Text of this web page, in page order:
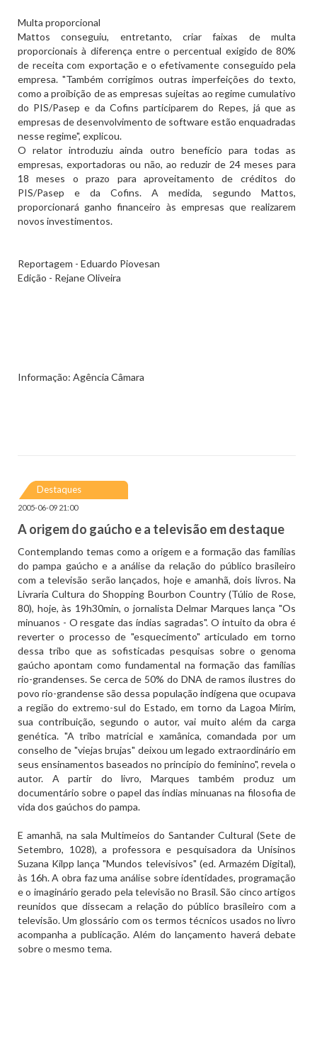
Multa proporcional
Mattos conseguiu, entretanto, criar faixas de multa
proporcionais à diferença entre o percentual exigido de 80%
de receita com exportação e o efetivamente conseguido pela
empresa. "Também corrigimos outras imperfeições do texto,
como a proibição de as empresas sujeitas ao regime cumulativo
do PIS/Pasep e da Cofins participarem do Repes, já que as
empresas de desenvolvimento de software estão enquadradas
nesse regime", explicou.
O relator introduziu ainda outro benefício para todas as
empresas, exportadoras ou não, ao reduzir de 24 meses para
18 meses o prazo para aproveitamento de créditos do
PIS/Pasep e da Cofins. A medida, segundo Mattos,
proporcionará ganho financeiro às empresas que realizarem
novos investimentos.
Reportagem - Eduardo Piovesan
Edição - Rejane Oliveira
Informação: Agência Câmara
Destaques
2005-06-09 21:00
A origem do gaúcho e a televisão em destaque
Contemplando temas como a origem e a formação das famílias
do pampa gaúcho e a análise da relação do público brasileiro
com a televisão serão lançados, hoje e amanhã, dois livros. Na
Livraria Cultura do Shopping Bourbon Country (Túlio de Rose,
80), hoje, às 19h30min, o jornalista Delmar Marques lança "Os
minuanos - O resgate das índias sagradas". O intuito da obra é
reverter o processo de "esquecimento" articulado em torno
dessa tribo que as sofisticadas pesquisas sobre o genoma
gaúcho apontam como fundamental na formação das famílias
rio-grandenses. Se cerca de 50% do DNA de ramos ilustres do
povo rio-grandense são dessa população indígena que ocupava
a região do extremo-sul do Estado, em torno da Lagoa Mirim,
sua contribuição, segundo o autor, vai muito além da carga
genética. "A tribo matricial e xamânica, comandada por um
conselho de "viejas brujas" deixou um legado extraordinário em
seus ensinamentos baseados no princípio do feminino", revela o
autor. A partir do livro, Marques também produz um
documentário sobre o papel das índias minuanas na filosofia de
vida dos gaúchos do pampa.
E amanhã, na sala Multimeios do Santander Cultural (Sete de
Setembro, 1028), a professora e pesquisadora da Unisinos
Suzana Kilpp lança "Mundos televisivos" (ed. Armazém Digital),
às 16h. A obra faz uma análise sobre identidades, programação
e o imaginário gerado pela televisão no Brasil. São cinco artigos
reunidos que dissecam a relação do público brasileiro com a
televisão. Um glossário com os termos técnicos usados no livro
acompanha a publicação. Além do lançamento haverá debate
sobre o mesmo tema.